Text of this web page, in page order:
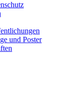
und Poster